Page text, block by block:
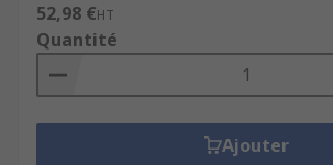
52,98 €HT
Quantité
Ajouter